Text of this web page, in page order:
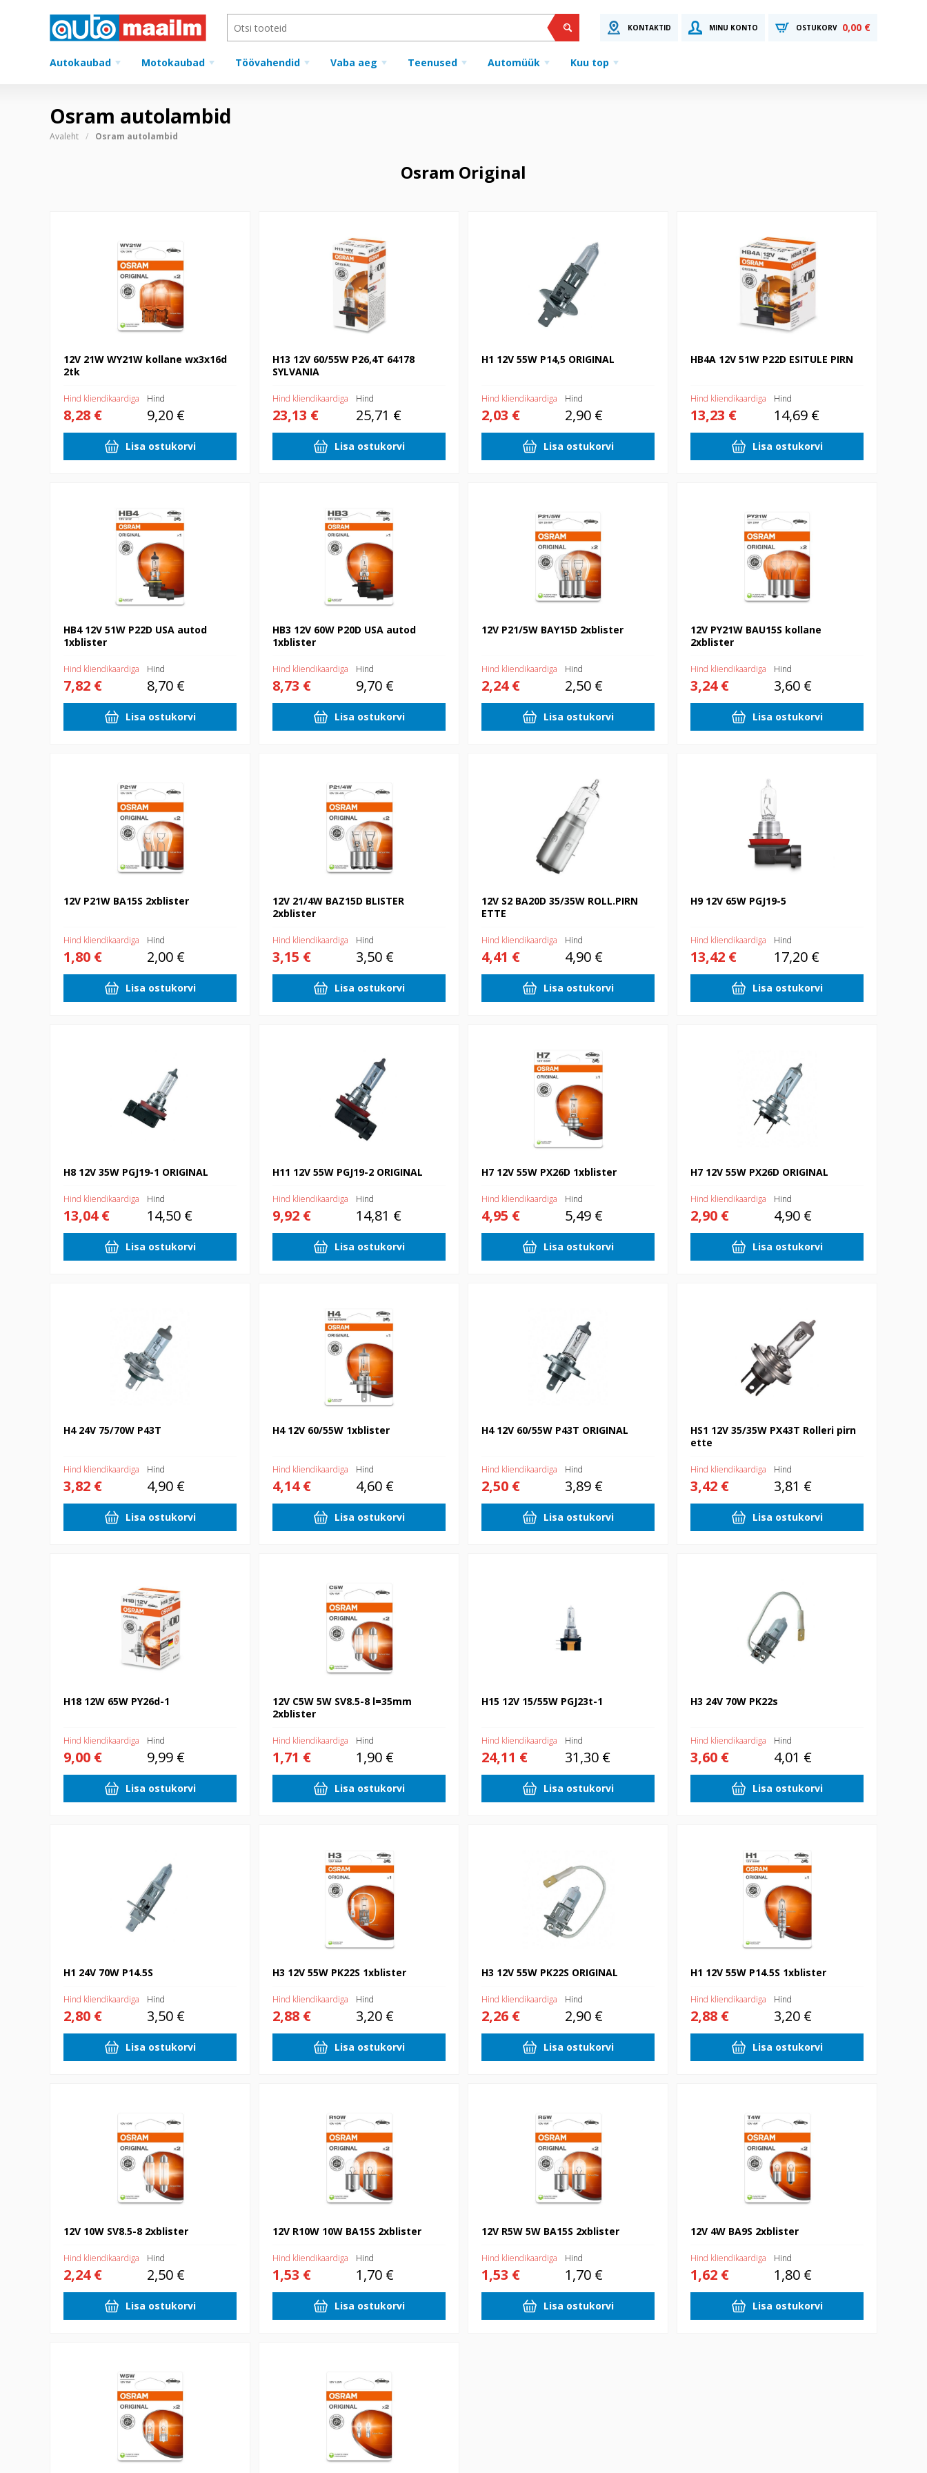
KONTAKTID MINU KONTO OSTUKORV 0,00 €
Autokaubad Motokaubad Töövahendid Vaba aeg Teenused Automüük Kuu top
Osram autolambid
Avaleht Osram autolambid
Osram Original
12V 21W WY21W kollane wx3x16d
2tk
Hind kliendikaardiga
8,28 €
Hind
9,20 €
Lisa ostukorvi
H13 12V 60/55W P26,4T 64178
SYLVANIA
Hind kliendikaardiga
23,13 €
Hind
25,71 €
Lisa ostukorvi
H1 12V 55W P14,5 ORIGINAL
Hind kliendikaardiga
2,03 €
Hind
2,90 €
Lisa ostukorvi
HB4A 12V 51W P22D ESITULE PIRN
Hind kliendikaardiga
13,23 €
Hind
14,69 €
Lisa ostukorvi
HB4 12V 51W P22D USA autod
1xblister
Hind kliendikaardiga
7,82 €
Hind
8,70 €
Lisa ostukorvi
HB3 12V 60W P20D USA autod
1xblister
Hind kliendikaardiga
8,73 €
Hind
9,70 €
Lisa ostukorvi
12V P21/5W BAY15D 2xblister
Hind kliendikaardiga
2,24 €
Hind
2,50 €
Lisa ostukorvi
12V PY21W BAU15S kollane
2xblister
Hind kliendikaardiga
3,24 €
Hind
3,60 €
Lisa ostukorvi
12V P21W BA15S 2xblister
Hind kliendikaardiga
1,80 €
Hind
2,00 €
Lisa ostukorvi
12V 21/4W BAZ15D BLISTER
2xblister
Hind kliendikaardiga
3,15 €
Hind
3,50 €
Lisa ostukorvi
12V S2 BA20D 35/35W ROLL.PIRN
ETTE
Hind kliendikaardiga
4,41 €
Hind
4,90 €
Lisa ostukorvi
H9 12V 65W PGJ19-5
Hind kliendikaardiga
13,42 €
Hind
17,20 €
Lisa ostukorvi
H8 12V 35W PGJ19-1 ORIGINAL
Hind kliendikaardiga
13,04 €
Hind
14,50 €
Lisa ostukorvi
H11 12V 55W PGJ19-2 ORIGINAL
Hind kliendikaardiga
9,92 €
Hind
14,81 €
Lisa ostukorvi
H7 12V 55W PX26D 1xblister
Hind kliendikaardiga
4,95 €
Hind
5,49 €
Lisa ostukorvi
H7 12V 55W PX26D ORIGINAL
Hind kliendikaardiga
2,90 €
Hind
4,90 €
Lisa ostukorvi
H4 24V 75/70W P43T
Hind kliendikaardiga
3,82 €
Hind
4,90 €
Lisa ostukorvi
H4 12V 60/55W 1xblister
Hind kliendikaardiga
4,14 €
Hind
4,60 €
Lisa ostukorvi
H4 12V 60/55W P43T ORIGINAL
Hind kliendikaardiga
2,50 €
Hind
3,89 €
Lisa ostukorvi
HS1 12V 35/35W PX43T Rolleri pirn
ette
Hind kliendikaardiga
3,42 €
Hind
3,81 €
Lisa ostukorvi
H18 12W 65W PY26d-1
Hind kliendikaardiga
9,00 €
Hind
9,99 €
Lisa ostukorvi
12V C5W 5W SV8.5-8 l=35mm
2xblister
Hind kliendikaardiga
1,71 €
Hind
1,90 €
Lisa ostukorvi
H15 12V 15/55W PGJ23t-1
Hind kliendikaardiga
24,11 €
Hind
31,30 €
Lisa ostukorvi
H3 24V 70W PK22s
Hind kliendikaardiga
3,60 €
Hind
4,01 €
Lisa ostukorvi
H1 24V 70W P14.5S
Hind kliendikaardiga
2,80 €
Hind
3,50 €
Lisa ostukorvi
H3 12V 55W PK22S 1xblister
Hind kliendikaardiga
2,88 €
Hind
3,20 €
Lisa ostukorvi
H3 12V 55W PK22S ORIGINAL
Hind kliendikaardiga
2,26 €
Hind
2,90 €
Lisa ostukorvi
H1 12V 55W P14.5S 1xblister
Hind kliendikaardiga
2,88 €
Hind
3,20 €
Lisa ostukorvi
12V 10W SV8.5-8 2xblister
Hind kliendikaardiga
2,24 €
Hind
2,50 €
Lisa ostukorvi
12V R10W 10W BA15S 2xblister
Hind kliendikaardiga
1,53 €
Hind
1,70 €
Lisa ostukorvi
12V R5W 5W BA15S 2xblister
Hind kliendikaardiga
1,53 €
Hind
1,70 €
Lisa ostukorvi
12V 4W BA9S 2xblister
Hind kliendikaardiga
1,62 €
Hind
1,80 €
Lisa ostukorvi